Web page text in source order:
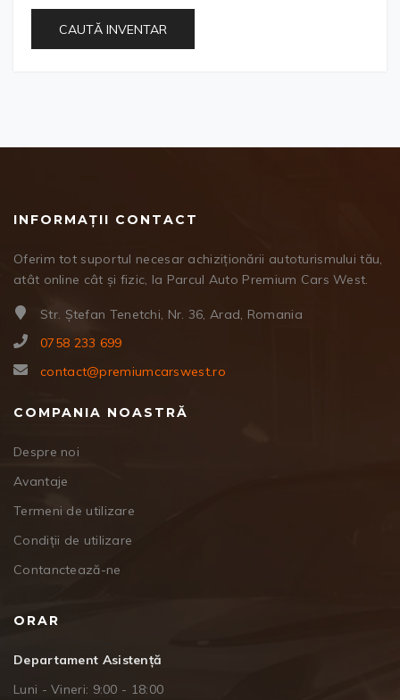
CAUTĂ INVENTAR
INFORMAȚII CONTACT
Oferim tot suportul necesar achiziționării autoturismului tău,
atât online cât și fizic, la Parcul Auto Premium Cars West.
Str. Ștefan Tenetchi, Nr. 36, Arad, Romania
0758 233 699
contact@premiumcarswest.ro
COMPANIA NOASTRĂ
Despre noi
Avantaje
Termeni de utilizare
Condiții de utilizare
Contanctează-ne
ORAR
Departament Asistență
Luni - Vineri: 9:00 - 18:00